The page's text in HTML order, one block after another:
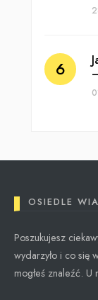
OSIEDLE
Poszukujesz
wydarzyło i co się
mogłeś znaleźć. U